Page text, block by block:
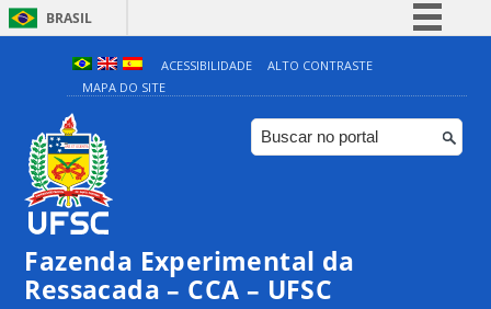
BRASIL
Simplifique!
Comunica BR
Participe
ACESSIBILIDADE
ALTO CONTRASTE
MAPA DO SITE
Fazenda Experimental da
Ressacada – CCA – UFSC